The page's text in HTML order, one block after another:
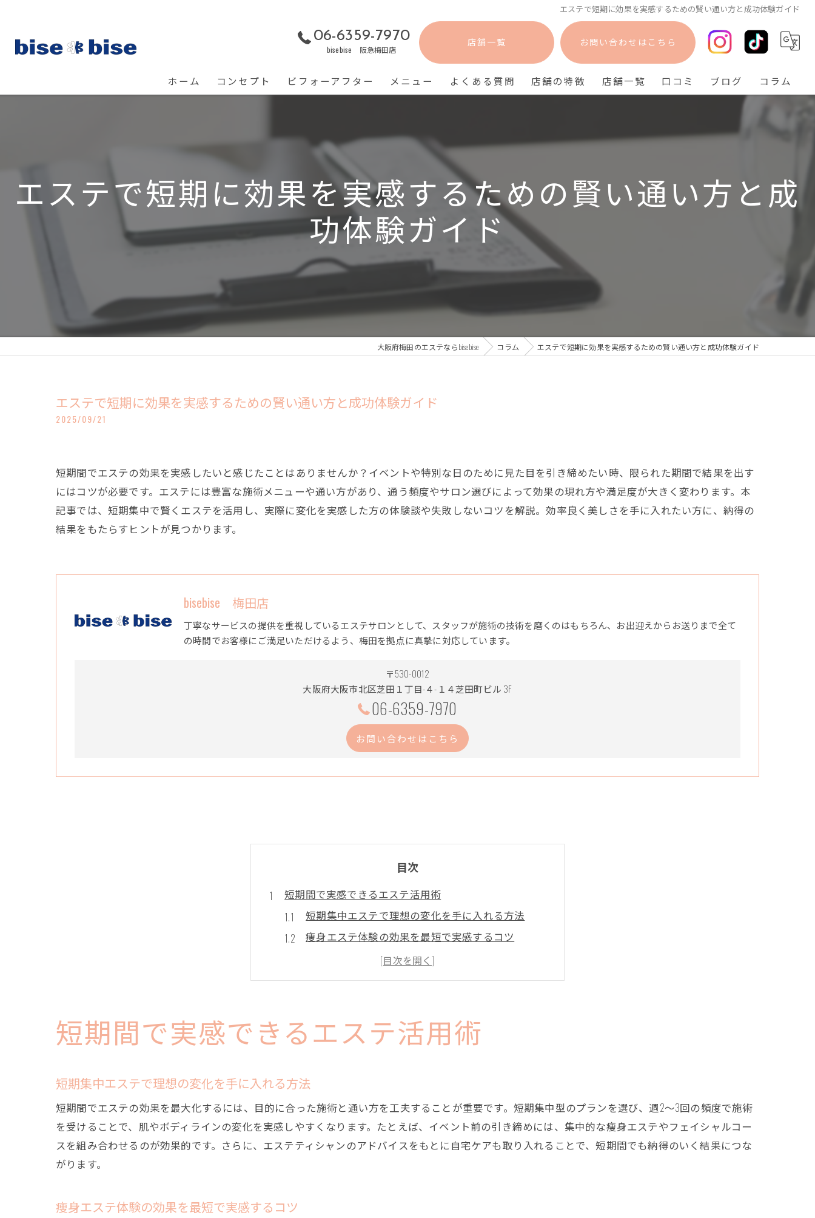
エステで短期に効果を実感するための賢い通い方と成功体験ガイド
06-6359-7970
bisebise 阪急梅田店
店舗一覧 お問い合わせはこちら
ホーム コンセプト ビフォーアフター メニュー よくある質問 店舗の特徴
脱毛
ニキビ
背中ニキビ
店舗一覧
bisebise 神戸三宮店
口コミ ブログ コラム
エステで短期に効果を実感するための賢い通い方と成
功体験ガイド
大阪府梅田のエステならbisebise コラム エステで短期に効果を実感するための賢い通い方と成功体験ガイド
エステで短期に効果を実感するための賢い通い方と成功体験ガイド
2025/09/21
短期間でエステの効果を実感したいと感じたことはありませんか？イベントや特別な日のために見た目を引き締めたい時、限られた期間で結果を出す
にはコツが必要です。エステには豊富な施術メニューや通い方があり、通う頻度やサロン選びによって効果の現れ方や満足度が大きく変わります。本
記事では、短期集中で賢くエステを活用し、実際に変化を実感した方の体験談や失敗しないコツを解説。効率良く美しさを手に入れたい方に、納得の
結果をもたらすヒントが見つかります。
bisebise 梅田店
丁寧なサービスの提供を重視しているエステサロンとして、スタッフが施術の技術を磨くのはもちろん、お出迎えからお送りまで全て
の時間でお客様にご満足いただけるよう、梅田を拠点に真摯に対応しています。
〒530-0012
大阪府大阪市北区芝田１丁目-４-１４芝田町ビル 3F
06-6359-7970
お問い合わせはこちら
目次
短期間で実感できるエステ活用術
短期集中エステで理想の変化を手に入れる方法
痩身エステ体験の効果を最短で実感するコツ
エステ1ヶ月通い放題のメリットと注意点
短期間で美しさを引き出すエステの通い方
エステはしごで短期効果を最大限に高める方法
エステ効果を早く得るためのポイント
エステは月に1回でも変化を感じられる理由
短期間でエステ効果を高める頻度とポイント
痩身エステ短期集中で理想へ近づく秘訣
1ヶ月で5キロ痩せるエステの現実的な目標
短期間で実感できるエステ活用術
短期集中エステで理想の変化を手に入れる方法
短期間でエステの効果を最大化するには、目的に合った施術と通い方を工夫することが重要です。短期集中型のプランを選び、週2～3回の頻度で施術
を受けることで、肌やボディラインの変化を実感しやすくなります。たとえば、イベント前の引き締めには、集中的な痩身エステやフェイシャルコー
スを組み合わせるのが効果的です。さらに、エステティシャンのアドバイスをもとに自宅ケアも取り入れることで、短期間でも納得のいく結果につな
がります。
痩身エステ体験の効果を最短で実感するコツ